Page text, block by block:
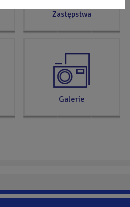
Zastępstwa
Galerie
WSZYSTKIE